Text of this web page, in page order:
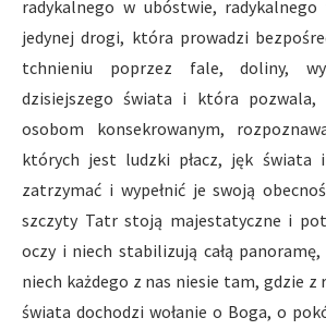
radykalnego w ubóstwie, radykalnego
jedynej drogi, która prowadzi
tchnieniu poprzez fale, doliny,
dzisiejszego świata i która pozwala,
osobom konsekrowanym,
których jest ludzki płacz, jęk świata
zatrzymać i wypełnić je swoją
szczyty Tatr stoją majestatyczne i
oczy i niech stabilizują całą
niech każdego z nas niesie tam, gdzie
świata dochodzi wołanie o Boga, o